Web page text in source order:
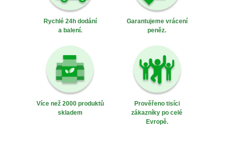
Rychlé 24h dodání
a balení.
Garantujeme vrácení
peněz.
Více než 2000 produktů
skladem
Prověřeno tisíci
zákazníky po celé
Evropě.